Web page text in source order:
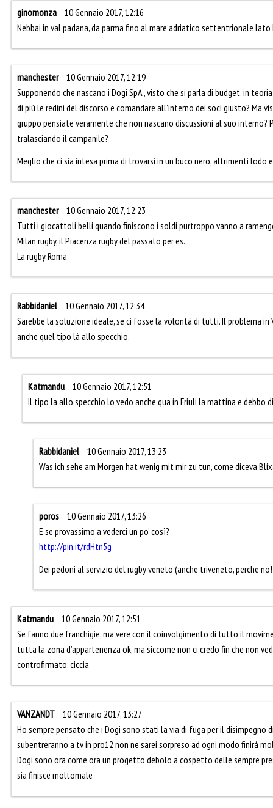
ginomonza
10 Gennaio 2017, 12:16
Nebbai in val padana, da parma fino al mare adriatico settentrionale
manchester
10 Gennaio 2017, 12:19
Supponendo che nascano i Dogi SpA , visto che si parla di budget, in
di più le redini del discorso e comandare all’interno dei soci giusto? Ma
gruppo pensiate veramente che non nascano discussioni al suo interno?
tralasciando il campanile?
Meglio che ci sia intesa prima di trovarsi in un buco nero, altrimenti lodo
manchester
10 Gennaio 2017, 12:23
Tutti i giocattoli belli quando finiscono i soldi purtroppo vanno a
Milan rugby, il Piacenza rugby del passato per es.
La rugby Roma
Rabbidaniel
10 Gennaio 2017, 12:34
Sarebbe la soluzione ideale, se ci fosse la volontà di tutti. Il problema in
anche quel tipo là allo specchio.
Katmandu
10 Gennaio 2017, 12:51
Il tipo la allo specchio lo vedo anche qua in Friuli la mattina e debbo
Rabbidaniel
10 Gennaio 2017, 13:23
Was ich sehe am Morgen hat wenig mit mir zu tun, come diceva
poros
10 Gennaio 2017, 13:26
E se provassimo a vederci un po’ così?
http://pin.it/rdHtn5g
Dei pedoni al servizio del rugby veneto (anche triveneto, perche
Katmandu
10 Gennaio 2017, 12:51
Se fanno due franchigie, ma vere con il coinvolgimento di tutto il
tutta la zona d’appartenenza ok, ma siccome non ci credo fin che non
controfirmato, ciccia
VANZANDT
10 Gennaio 2017, 13:27
Ho sempre pensato che i Dogi sono stati la via di fuga per il disimpegno
subentreranno a tv in pro12 non ne sarei sorpreso ad ogni modo finirá
Dogi sono ora come ora un progetto debolo a cospetto delle sempre
sia finisce moltomale